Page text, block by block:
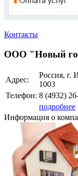
Контакты
ООО "Новый
Адрес:
Россия, г.
1003
Телефон: 8 (4932)
подробнее
Информация о